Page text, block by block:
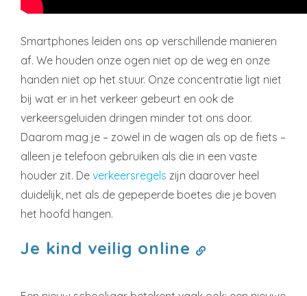
Smartphones leiden ons op verschillende manieren
af. We houden onze ogen niet op de weg en onze
handen niet op het stuur. Onze concentratie ligt niet
bij wat er in het verkeer gebeurt en ook de
verkeersgeluiden dringen minder tot ons door.
Daarom mag je – zowel in de wagen als op de fiets –
alleen je telefoon gebruiken als die in een vaste
houder zit. De verkeersregels zijn daarover heel
duidelijk, net als de gepeperde boetes die je boven
het hoofd hangen.
Je kind veilig online